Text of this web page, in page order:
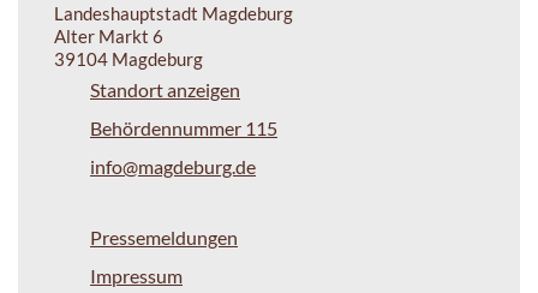
Landeshauptstadt Magdeburg
Alter Markt 6
39104 Magdeburg
Standort anzeigen
Behördennummer 115
info@magdeburg.de
Pressemeldungen
Impressum